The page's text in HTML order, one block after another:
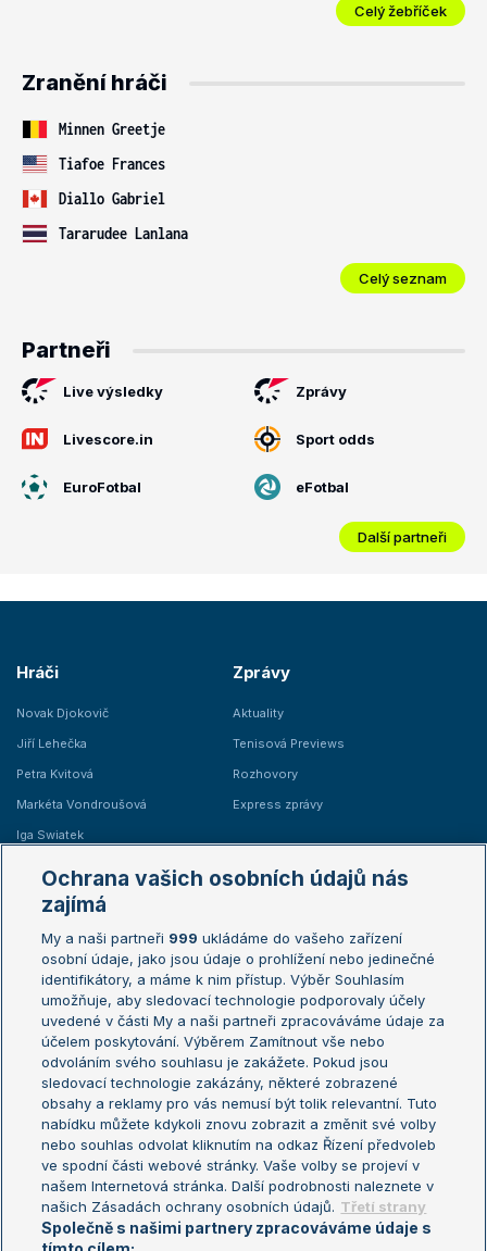
Celý žebříček
Zranění hráči
Minnen Greetje
Tiafoe Frances
Diallo Gabriel
Tararudee Lanlana
Celý seznam
Partneři
Live výsledky Zprávy
Livescore.in Sport odds
EuroFotbal eFotbal
Další partneři
Hráči
Novak Djokovič
Jiří Lehečka
Petra Kvitová
Markéta Vondroušová
Iga Swiatek
Zprávy
Aktuality
Tenisová Previews
Rozhovory
Express zprávy
Žebříčky
Žebříček ATP (muži)
Žebříček WTA (ženy)
Sázkařský žebříček
Australian Open
French Open
Wimbledon
US Open
Turnaj mistrů
Turnaj mistryň
Aktualní trendy
Fotbalové přestupy
Livesport Daily
LS Prague Open
Ochrana vašich osobních údajů nás
zajímá
My a naši partneři 999 ukládáme do vašeho zařízení
osobní údaje, jako jsou údaje o prohlížení nebo jedinečné
identifikátory, a máme k nim přístup. Výběr Souhlasím
umožňuje, aby sledovací technologie podporovaly účely
uvedené v části My a naši partneři zpracováváme údaje za
účelem poskytování. Výběrem Zamítnout vše nebo
odvoláním svého souhlasu je zakážete. Pokud jsou
sledovací technologie zakázány, některé zobrazené
obsahy a reklamy pro vás nemusí být tolik relevantní. Tuto
nabídku můžete kdykoli znovu zobrazit a změnit své volby
nebo souhlas odvolat kliknutím na odkaz Řízení předvoleb
ve spodní části webové stránky. Vaše volby se projeví v
našem Internetová stránka. Další podrobnosti naleznete v
našich Zásadách ochrany osobních údajů. Třetí strany
Společně s našimi partnery zpracováváme údaje s